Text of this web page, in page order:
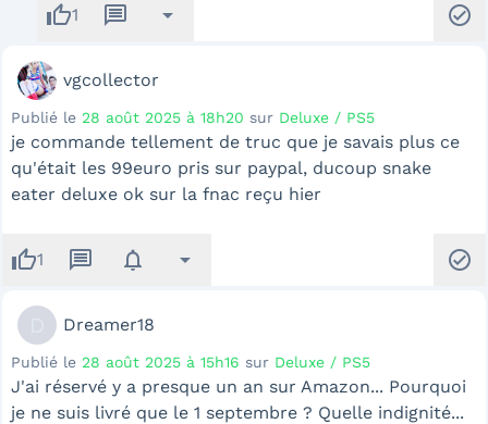
thumb_up1 message arrow_drop_down check_circle
vgcollector
Publié le 28 août 2025 à 18h20 sur Deluxe / PS5
je commande tellement de truc que je savais plus ce
qu'était les 99euro pris sur paypal, ducoup snake
eater deluxe ok sur la fnac reçu hier
thumb_up1 message notifications arrow_drop_down check_circle
Dreamer18
Publié le 28 août 2025 à 15h16 sur Deluxe / PS5
J'ai réservé y a presque un an sur Amazon... Pourquoi
je ne suis livré que le 1 septembre ? Quelle indignité...